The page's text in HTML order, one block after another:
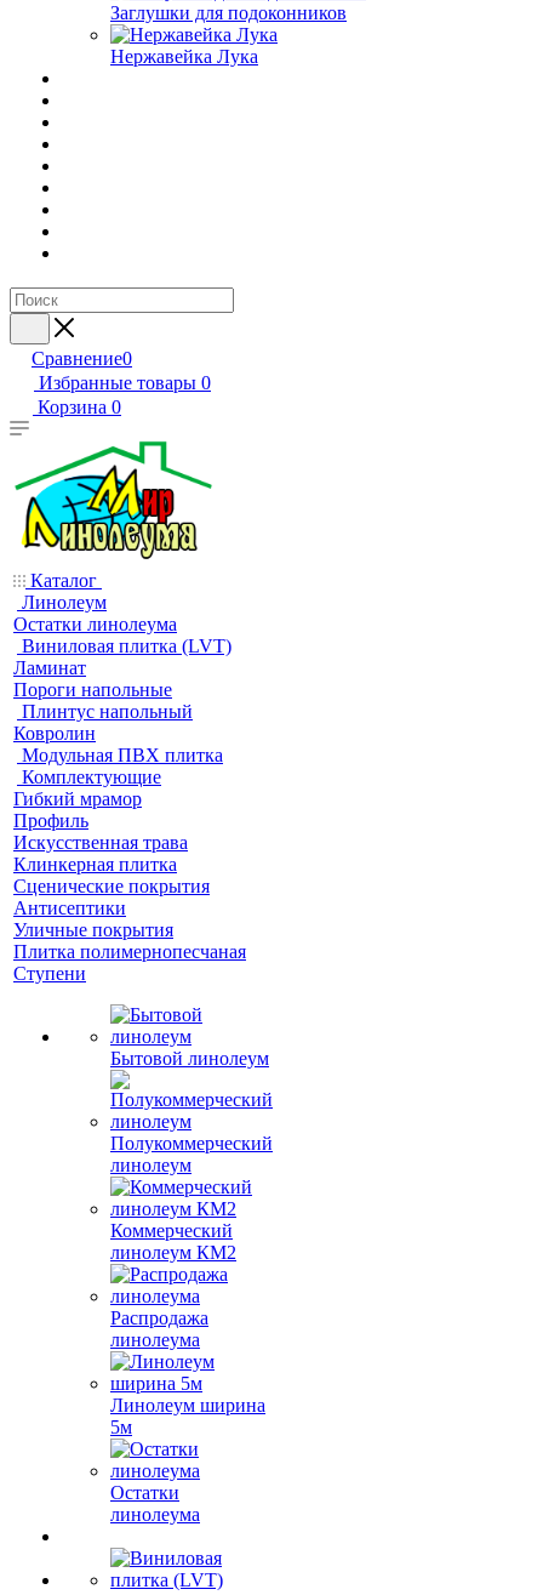
Заглушки для подоконников
Нержавейка Лука
Сравнение0
Избранные товары 0
Корзина 0
Каталог
Линолеум
Остатки линолеума
Виниловая плитка (LVT)
Ламинат
Пороги напольные
Плинтус напольный
Ковролин
Модульная ПВХ плитка
Комплектующие
Гибкий мрамор
Профиль
Искусственная трава
Клинкерная плитка
Сценические покрытия
Антисептики
Уличные покрытия
Плитка полимернопесчаная
Ступени
Бытовой линолеум
Полукоммерческий
линолеум
Коммерческий
линолеум КМ2
Распродажа
линолеума
Линолеум ширина
5м
Остатки
линолеума